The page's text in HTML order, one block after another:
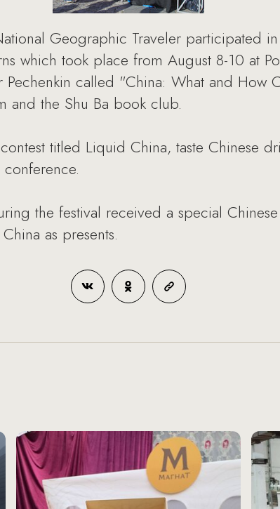
Geographic Traveler participated
which took place from August 8-10 at
called "China: What and How
and the Shu Ba book club.
titled Liquid China, taste Chinese
the festival received a special
as presents.